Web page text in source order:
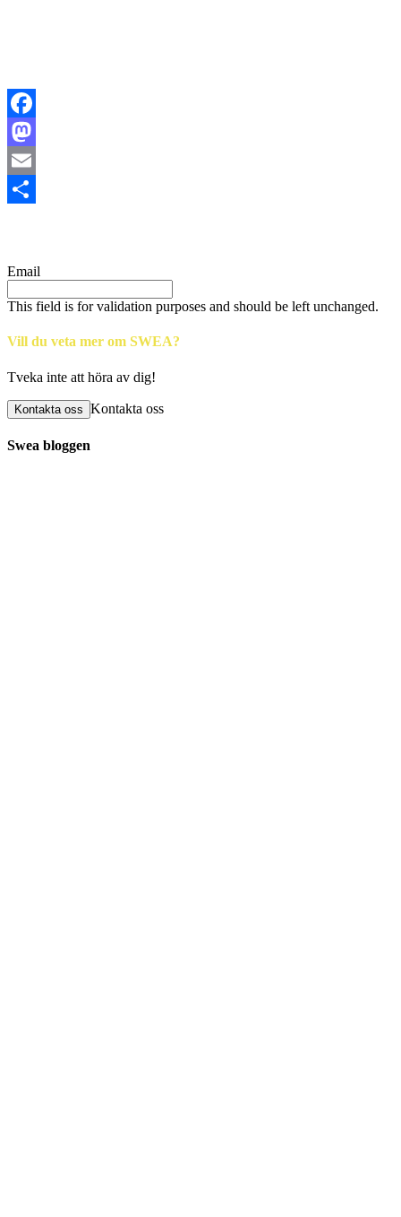
Facebook
Mastodon
Email
Email
This field is for validation purposes and should be left unchanged.
Vill du veta mer om SWEA?
Tveka inte att höra av dig!
Kontakta oss Kontakta oss
Swea bloggen